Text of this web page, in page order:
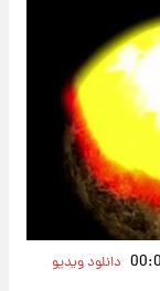
دانلود ویدیو